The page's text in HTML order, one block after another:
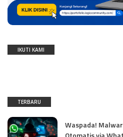
IKUTI KAMI
TERBARU
Waspada!